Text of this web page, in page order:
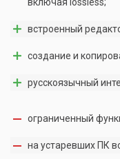
включая lossless;
встроенный
создание и
русскоязычный
ограниченный
на устаревших ПК